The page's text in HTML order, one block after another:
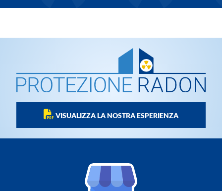
VISUALIZZA LA NOSTRA ESPERIENZA